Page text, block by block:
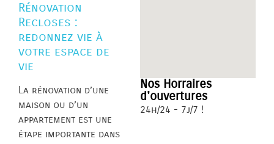
Rénovation
Recloses :
redonnez vie à
votre espace de
vie
La rénovation d’une
maison ou d’un
appartement est une
étape importante dans
Nos Horraires
d'ouvertures
24h/24 - 7j/7 !